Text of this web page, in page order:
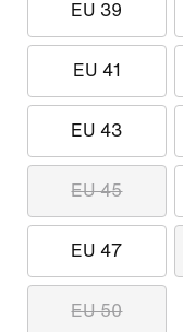
EU 39
EU 41
EU 43
EU 45
EU 47
EU 50